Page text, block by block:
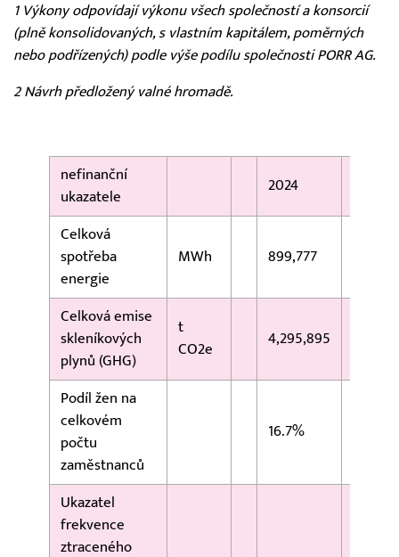
1 Výkony odpovídají výkonu všech společností a konsorcií
(plně konsolidovaných, s vlastním kapitálem, poměrných
nebo podřízených) podle výše podílu společnosti PORR AG.
2 Návrh předložený valné hromadě.
nefinanční
ukazatele
2024
Celková
spotřeba
energie
MWh 899,777
Celková emise
skleníkových
plynů (GHG)
t
CO2e
4,295,895
Podíl žen na
celkovém
počtu
zaměstnanců
16.7%
Ukazatel
frekvence
ztraceného